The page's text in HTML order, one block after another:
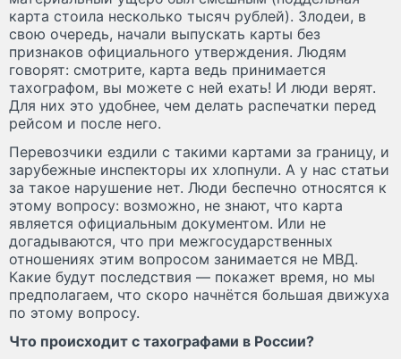
карта стоила несколько тысяч рублей). Злодеи, в
свою очередь, начали выпускать карты без
признаков официального утверждения. Людям
говорят: смотрите, карта ведь принимается
тахографом, вы можете с ней ехать! И люди верят.
Для них это удобнее, чем делать распечатки перед
рейсом и после него.
Перевозчики ездили с такими картами за границу, и
зарубежные инспекторы их хлопнули. А у нас статьи
за такое нарушение нет. Люди беспечно относятся к
этому вопросу: возможно, не знают, что карта
является официальным документом. Или не
догадываются, что при межгосударственных
отношениях этим вопросом занимается не МВД.
Какие будут последствия — покажет время, но мы
предполагаем, что скоро начнётся большая движуха
по этому вопросу.
Что происходит с тахографами в России?